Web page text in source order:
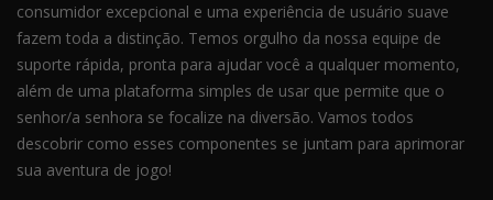
consumidor excepcional e uma experiência de usuário suave
fazem toda a distinção. Temos orgulho da nossa equipe de
suporte rápida, pronta para ajudar você a qualquer momento,
além de uma plataforma simples de usar que permite que o
senhor/a senhora se focalize na diversão. Vamos todos
descobrir como esses componentes se juntam para aprimorar
sua aventura de jogo!